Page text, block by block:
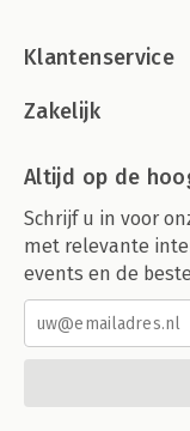
Klantenservice
Zakelijk
Altijd op de
Schrijf u in voor
met relevante
events en de